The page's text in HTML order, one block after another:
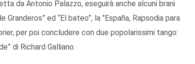
da Antonio Palazzo, eseguirà anche alcuni brani
ed “El bateo”, la "España, Rapsodia para
per poi concludere con due popolarissimi tango:
di Richard Galliano.